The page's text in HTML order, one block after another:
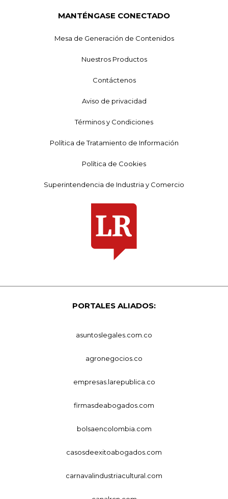
MANTÉNGASE CONECTADO
Mesa de Generación de Contenidos
Nuestros Productos
Contáctenos
Aviso de privacidad
Términos y Condiciones
Política de Tratamiento de Información
Política de Cookies
Superintendencia de Industria y Comercio
PORTALES ALIADOS:
asuntoslegales.com.co
agronegocios.co
empresas.larepublica.co
firmasdeabogados.com
bolsaencolombia.com
casosdeexitoabogados.com
carnavalindustriacultural.com